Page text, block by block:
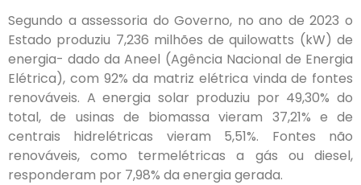
Segundo a assessoria do Governo, no ano de 2023 o
Estado produziu 7,236 milhões de quilowatts (kW) de
energia- dado da Aneel (Agência Nacional de Energia
Elétrica), com 92% da matriz elétrica vinda de fontes
renováveis. A energia solar produziu por 49,30% do
total, de usinas de biomassa vieram 37,21% e de
centrais hidrelétricas vieram 5,51%. Fontes não
renováveis, como termelétricas a gás ou diesel,
responderam por 7,98% da energia gerada.